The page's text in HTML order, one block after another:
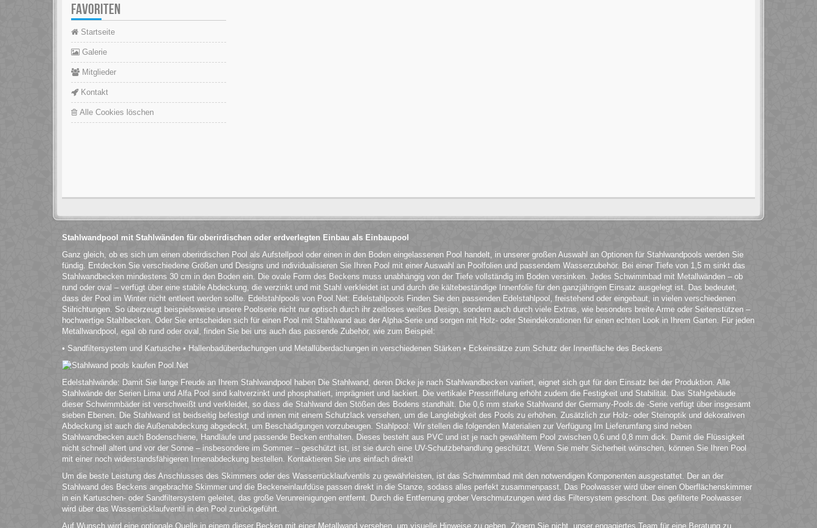
FAVORITEN
Startseite
Galerie
Mitglieder
Kontakt
Alle Cookies löschen
Stahlwandpool mit Stahlwänden für oberirdischen oder erdverlegten Einbau als Einbaupool
Ganz gleich, ob es sich um einen oberirdischen Pool als Aufstellpool oder einen in den Boden eingelassenen Pool handelt, in unserer großen Auswahl an Optionen für Stahlwandpools werden Sie
fündig. Entdecken Sie verschiedene Größen und Designs und individualisieren Sie Ihren Pool mit einer Auswahl an Poolfolien und passendem Wasserzubehör. Bei einer Tiefe von 1,5 m sinkt das
Stahlwandbecken mindestens 30 cm in den Boden ein. Die ovale Form des Beckens muss unabhängig von der Tiefe vollständig im Boden versinken. Jedes Schwimmbad mit Metallwänden – ob
rund oder oval – verfügt über eine stabile Abdeckung, die verzinkt und mit Stahl verkleidet ist und durch die kältebeständige Innenfolie für den ganzjährigen Einsatz ausgelegt ist. Das bedeutet,
dass der Pool im Winter nicht entleert werden sollte. Edelstahlpools von Pool.Net: Edelstahlpools Finden Sie den passenden Edelstahlpool, freistehend oder eingebaut, in vielen verschiedenen
Stilrichtungen. So überzeugt beispielsweise unsere Poolserie nicht nur optisch durch ihr zeitloses weißes Design, sondern auch durch viele Extras, wie besonders breite Arme oder Seitenstützen –
hochwertige Stahlbecken. Oder Sie entscheiden sich für einen Pool mit Stahlwand aus der Alpha-Serie und sorgen mit Holz- oder Steindekorationen für einen echten Look in Ihrem Garten. Für jeden
Metallwandpool, egal ob rund oder oval, finden Sie bei uns auch das passende Zubehör, wie zum Beispiel:
• Sandfiltersystem und Kartusche • Hallenbadüberdachungen und Metallüberdachungen in verschiedenen Stärken • Eckeinsätze zum Schutz der Innenfläche des Beckens
Edelstahlwände: Damit Sie lange Freude an Ihrem Stahlwandpool haben Die Stahlwand, deren Dicke je nach Stahlwandbecken variiert, eignet sich gut für den Einsatz bei der Produktion. Alle
Stahlwände der Serien Lima und Alfa Pool sind kaltverzinkt und phosphatiert, imprägniert und lackiert. Die vertikale Pressriffelung erhöht zudem die Festigkeit und Stabilität. Das Stahlgebäude
dieser Schwimmbäder ist verschweißt und verkleidet, so dass die Stahlwand den Stößen des Bodens standhält. Die 0,6 mm starke Stahlwand der Germany-Pools.de -Serie verfügt über insgesamt
sieben Ebenen. Die Stahlwand ist beidseitig befestigt und innen mit einem Schutzlack versehen, um die Langlebigkeit des Pools zu erhöhen. Zusätzlich zur Holz- oder Steinoptik und dekorativen
Abdeckung ist auch die Außenabdeckung abgedeckt, um Beschädigungen vorzubeugen. Stahlpool: Wir stellen die folgenden Materialien zur Verfügung Im Lieferumfang sind neben
Stahlwandbecken auch Bodenschiene, Handläufe und passende Becken enthalten. Dieses besteht aus PVC und ist je nach gewähltem Pool zwischen 0,6 und 0,8 mm dick. Damit die Flüssigkeit
nicht schnell altert und vor der Sonne – insbesondere im Sommer – geschützt ist, ist sie durch eine UV-Schutzbehandlung geschützt. Wenn Sie mehr Sicherheit wünschen, können Sie Ihren Pool
mit einer noch widerstandsfähigeren Innenabdeckung bestellen. Kontaktieren Sie uns einfach direkt!
Um die beste Leistung des Anschlusses des Skimmers oder des Wasserrücklaufventils zu gewährleisten, ist das Schwimmbad mit den notwendigen Komponenten ausgestattet. Der an der
Stahlwand des Beckens angebrachte Skimmer und die Beckeneinlaufdüse passen direkt in die Stanze, sodass alles perfekt zusammenpasst. Das Poolwasser wird über einen Oberflächenskimmer
in ein Kartuschen- oder Sandfiltersystem geleitet, das große Verunreinigungen entfernt. Durch die Entfernung grober Verschmutzungen wird das Filtersystem geschont. Das gefilterte Poolwasser
wird über das Wasserrücklaufventil in den Pool zurückgeführt.
Auf Wunsch wird eine optionale Quelle in einem dieser Becken mit einer Metallwand versehen, um visuelle Hinweise zu geben. Zögern Sie nicht, unser engagiertes Team für eine Beratung zu